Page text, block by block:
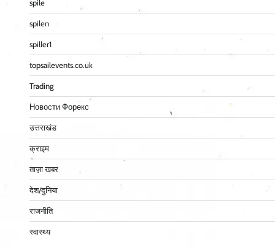
spile
spilen
spiller1
topsailevents.co.uk
Trading
Новости Форекс
उत्तराखंड
क्राइम
ताज़ा खबर
देश/दुनिया
राजनीति
स्वास्थ्य